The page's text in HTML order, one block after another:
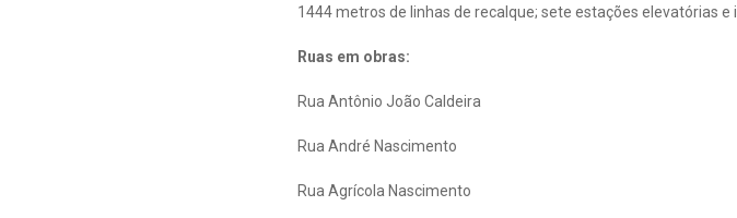
1444 metros de linhas de recalque; sete estações elevatórias e
Ruas em obras:
Rua Antônio João Caldeira
Rua André Nascimento
Rua Agrícola Nascimento